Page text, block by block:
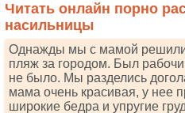
Читать онлайн порно
насильницы
Однажды мы с мамой решили
пляж за городом. Был
не было. Мы разделись
мама очень красивая, у нее
широкие бедра и упругие